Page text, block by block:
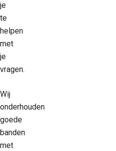
je
te
helpen
met
je
vragen.
Wij
onderhouden
goede
banden
met